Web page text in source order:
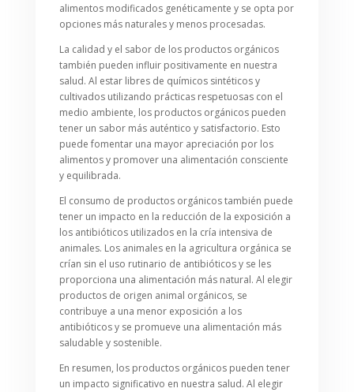
alimentos modificados genéticamente y se opta por
opciones más naturales y menos procesadas.
La calidad y el sabor de los productos orgánicos
también pueden influir positivamente en nuestra
salud. Al estar libres de químicos sintéticos y
cultivados utilizando prácticas respetuosas con el
medio ambiente, los productos orgánicos pueden
tener un sabor más auténtico y satisfactorio. Esto
puede fomentar una mayor apreciación por los
alimentos y promover una alimentación consciente
y equilibrada.
El consumo de productos orgánicos también puede
tener un impacto en la reducción de la exposición a
los antibióticos utilizados en la cría intensiva de
animales. Los animales en la agricultura orgánica se
crían sin el uso rutinario de antibióticos y se les
proporciona una alimentación más natural. Al elegir
productos de origen animal orgánicos, se
contribuye a una menor exposición a los
antibióticos y se promueve una alimentación más
saludable y sostenible.
En resumen, los productos orgánicos pueden tener
un impacto significativo en nuestra salud. Al elegir